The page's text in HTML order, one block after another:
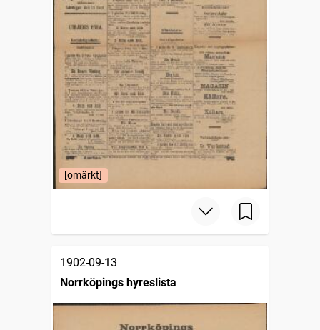
[omärkt]
1902-09-13
Norrköpings hyreslista